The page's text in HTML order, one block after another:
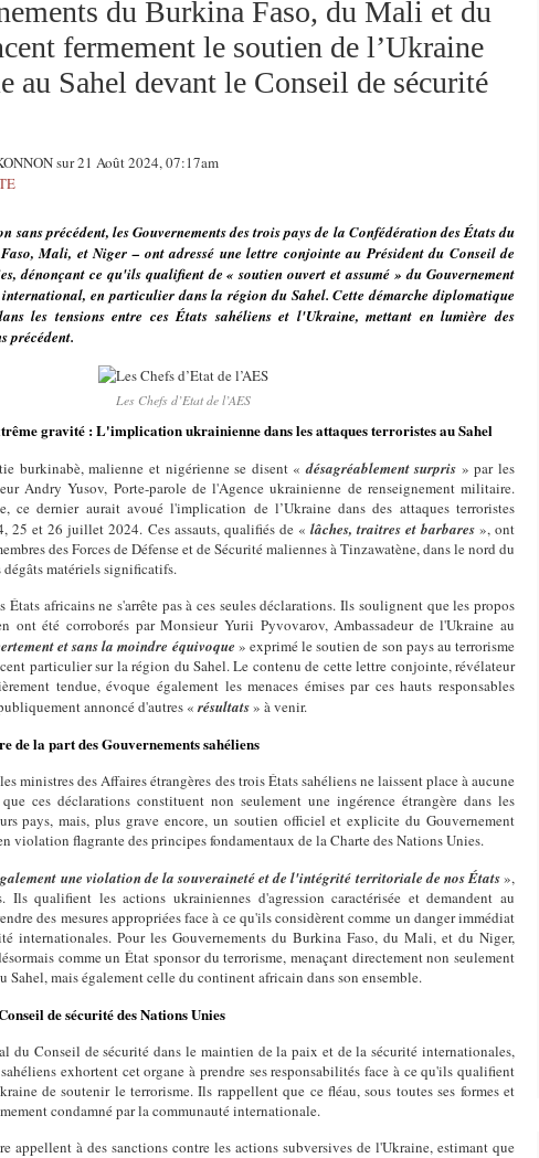
du Burkina Faso, du Mali et du
fermement le soutien de l’Ukraine
au Sahel devant le Conseil de sécurité
sur 21 Août 2024, 07:17am
sans précédent, les Gouvernements des trois pays de la Confédération des États du
Mali, et Niger – ont adressé une lettre conjointe au Président du Conseil de
dénonçant ce qu'ils qualifient de « soutien ouvert et assumé » du Gouvernement
en particulier dans la région du Sahel. Cette démarche diplomatique
les tensions entre ces États sahéliens et l'Ukraine, mettant en lumière des
précédent.
Les Chefs d’Etat de l’AES
gravité : L'implication ukrainienne dans les attaques terroristes au Sahel
burkinabè, malienne et nigérienne se disent «désagréablement surpris » par les
Andry Yusov, Porte-parole de l'Agence ukrainienne de renseignement militaire.
ce dernier aurait avoué l'implication de l’Ukraine dans des attaques terroristes
25 et 26 juillet 2024. Ces assauts, qualifiés de « lâches, traitres et barbares», ont
des Forces de Défense et de Sécurité maliennes à Tinzawatène, dans le nord du
matériels significatifs.
africains ne s'arrête pas à ces seules déclarations. Ils soulignent que les propos
ont été corroborés par Monsieur Yurii Pyvovarov, Ambassadeur de l'Ukraine au
et sans la moindre équivoque » exprimé le soutien de son pays au terrorisme
particulier sur la région du Sahel. Le contenu de cette lettre conjointe, révélateur
tendue, évoque également les menaces émises par ces hauts responsables
annoncé d'autres «résultats» à venir.
de la part des Gouvernements sahéliens
ministres des Affaires étrangères des trois États sahéliens ne laissent place à aucune
ces déclarations constituent non seulement une ingérence étrangère dans les
pays, mais, plus grave encore, un soutien officiel et explicite du Gouvernement
violation flagrante des principes fondamentaux de la Charte des Nations Unies.
une violation de la souveraineté et de l'intégrité territoriale de nos États»,
Ils qualifient les actions ukrainiennes d'agression caractérisée et demandent au
des mesures appropriées face à ce qu'ils considèrent comme un danger immédiat
internationales. Pour les Gouvernements du Burkina Faso, du Mali, et du Niger,
comme un État sponsor du terrorisme, menaçant directement non seulement
Sahel, mais également celle du continent africain dans son ensemble.
de sécurité des Nations Unies
du Conseil de sécurité dans le maintien de la paix et de la sécurité internationales,
exhortent cet organe à prendre ses responsabilités face à ce qu'ils qualifient
de soutenir le terrorisme. Ils rappellent que ce fléau, sous toutes ses formes et
condamné par la communauté internationale.
appellent à des sanctions contre les actions subversives de l'Ukraine, estimant que